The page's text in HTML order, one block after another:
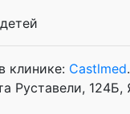
клинике: Castlmed.
Руставели, 124Б,